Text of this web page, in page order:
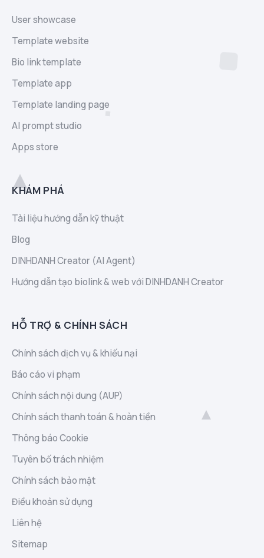
User showcase
Template website
Bio link template
Template app
Template landing page
AI prompt studio
Apps store
KHÁM PHÁ
Tài liệu hướng dẫn kỹ thuật
Blog
DINHDANH Creator (AI Agent)
Hướng dẫn tạo biolink & web với DINHDANH Creator
HỖ TRỢ & CHÍNH SÁCH
Chính sách dịch vụ & khiếu nại
Báo cáo vi phạm
Chính sách nội dung (AUP)
Chính sách thanh toán & hoàn tiền
Thông báo Cookie
Tuyên bố trách nhiệm
Chính sách bảo mật
Điều khoản sử dụng
Liên hệ
Sitemap